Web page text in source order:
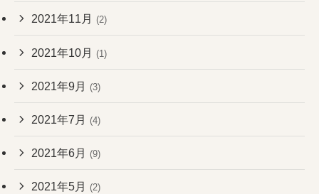
2021年11月 (2)
2021年10月 (1)
2021年9月 (3)
2021年7月 (4)
2021年6月 (9)
2021年5月 (2)